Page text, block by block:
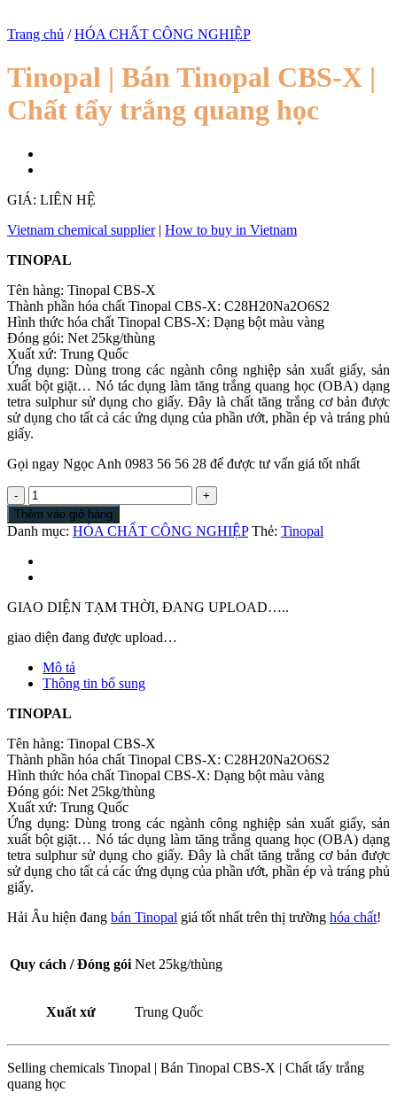
Trang chủ / HÓA CHẤT CÔNG NGHIỆP
Tinopal | Bán Tinopal CBS-X |
Chất tẩy trắng quang học
GIÁ: LIÊN HỆ
Vietnam chemical supplier| How to buy in Vietnam
TINOPAL
Tên hàng: Tinopal CBS-X
Thành phần hóa chất Tinopal CBS-X: C28H20Na2O6S2
Hình thức hóa chất Tinopal CBS-X: Dạng bột màu vàng
Đóng gói: Net 25kg/thùng
Xuất xứ: Trung Quốc
Ứng dụng: Dùng trong các ngành công nghiệp sản xuất giấy, sản
xuất bột giặt… Nó tác dụng làm tăng trắng quang học (OBA) dạng
tetra sulphur sử dụng cho giấy. Đây là chất tăng trắng cơ bản được
sử dụng cho tất cả các ứng dụng của phần ướt, phần ép và tráng phủ
giấy.
Gọi ngay Ngọc Anh 0983 56 56 28 để được tư vấn giá tốt nhất
Tinopal
|
Bán
Tinopal
CBS-
X
Chất
trắng
học
số
Thêm vào giỏ hàng
Danh mục: HÓA CHẤT CÔNG NGHIỆP Thẻ: Tinopal
GIAO DIỆN TẠM THỜI, ĐANG UPLOAD…..
giao diện đang được upload…
Mô tả
Thông tin bổ sung
TINOPAL
Tên hàng: Tinopal CBS-X
Thành phần hóa chất Tinopal CBS-X: C28H20Na2O6S2
Hình thức hóa chất Tinopal CBS-X: Dạng bột màu vàng
Đóng gói: Net 25kg/thùng
Xuất xứ: Trung Quốc
Ứng dụng: Dùng trong các ngành công nghiệp sản xuất giấy, sản
xuất bột giặt… Nó tác dụng làm tăng trắng quang học (OBA) dạng
tetra sulphur sử dụng cho giấy. Đây là chất tăng trắng cơ bản được
sử dụng cho tất cả các ứng dụng của phần ướt, phần ép và tráng phủ
giấy.
Hải Âu hiện đang bán Tinopal giá tốt nhất trên thị trường hóa chất!
Quy cách / Đóng gói Net 25kg/thùng
Xuất xứ Trung Quốc
Selling chemicals Tinopal | Bán Tinopal CBS-X | Chất tẩy trắng
quang học